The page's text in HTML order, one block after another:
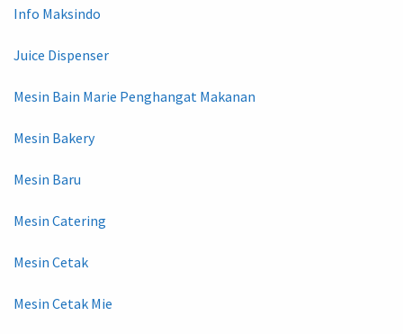
Info Maksindo
Juice Dispenser
Mesin Bain Marie Penghangat Makanan
Mesin Bakery
Mesin Baru
Mesin Catering
Mesin Cetak
Mesin Cetak Mie